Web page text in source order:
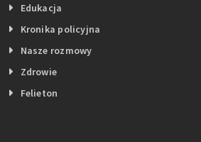
Edukacja
Kronika policyjna
Nasze rozmowy
Zdrowie
Felieton